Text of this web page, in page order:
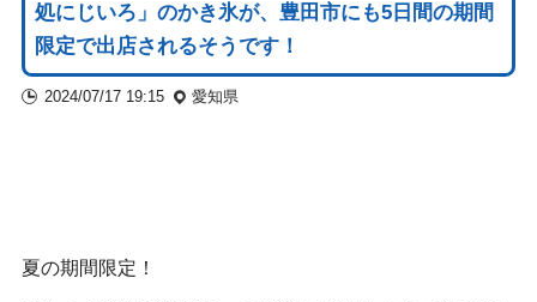
処にじいろ」のかき氷が、豊田市にも5日間の期間
限定で出店されるそうです！
2024/07/17 19:15 愛知県
夏の期間限定！